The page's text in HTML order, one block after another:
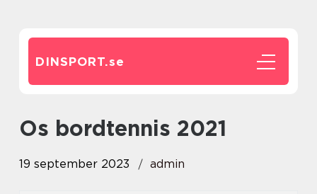
DINSPORT.se
os bordtennis 2021
19 september 2023 admin